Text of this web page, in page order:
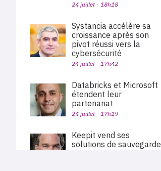
24 juillet - 18h18
Systancia accélère sa
croissance après son
pivot réussi vers la
cybersécurité
24 juillet - 17h42
Databricks et Microsoft
étendent leur
partenariat
24 juillet - 17h19
Keepit vend ses
solutions de sauvegarde